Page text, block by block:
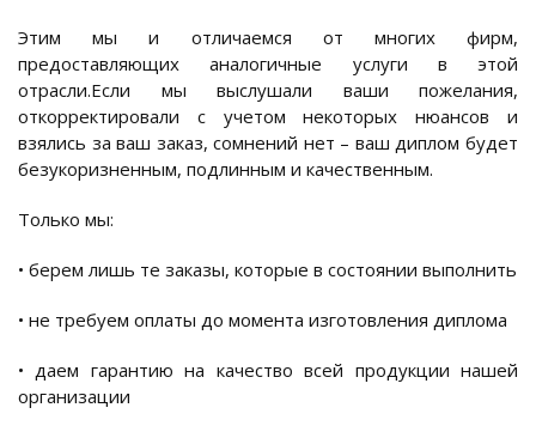
Этим мы и отличаемся от многих фирм,
предоставляющих аналогичные услуги в этой
отрасли.Если мы выслушали ваши пожелания,
откорректировали с учетом некоторых нюансов и
взялись за ваш заказ, сомнений нет – ваш диплом будет
безукоризненным, подлинным и качественным.
Только мы:
• берем лишь те заказы, которые в состоянии выполнить
• не требуем оплаты до момента изготовления диплома
• даем гарантию на качество всей продукции нашей
организации